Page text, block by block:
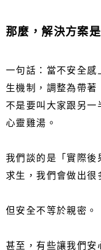
那麼，解決方案
一句話：當不安全感
生機制，調整為帶
不是要叫大家跟另一
心靈雞湯。
我們談的是「實際後
求生，我們會做出
但安全不等於親密。
甚至，有些讓我們安